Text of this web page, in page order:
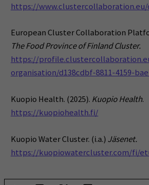
https://
European Cluster Collaboration
The Food Province of Finland Cluster.
https://
organisation/d138cdbf-8811-4159-
Kuopio Health. (2025). Kuopio Health.
https://kuopiohealth.fi/
Kuopio Water Cluster. (i.a.) Jäsenet.
https://kuopiowatercluster.com/fi/